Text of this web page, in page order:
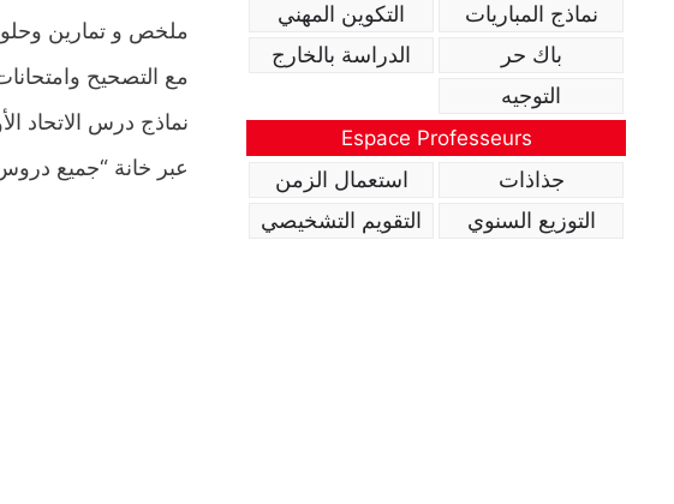
مع التصحيح
نماذج درس الاتحاد
عبر خانة “جميع
نماذج المباريات
التكوين المهني
باك حر
الدراسة بالخارج
التوجيه
Espace Professeurs
جذاذات
استعمال الزمن
التوزيع السنوي
التقويم التشخيصي